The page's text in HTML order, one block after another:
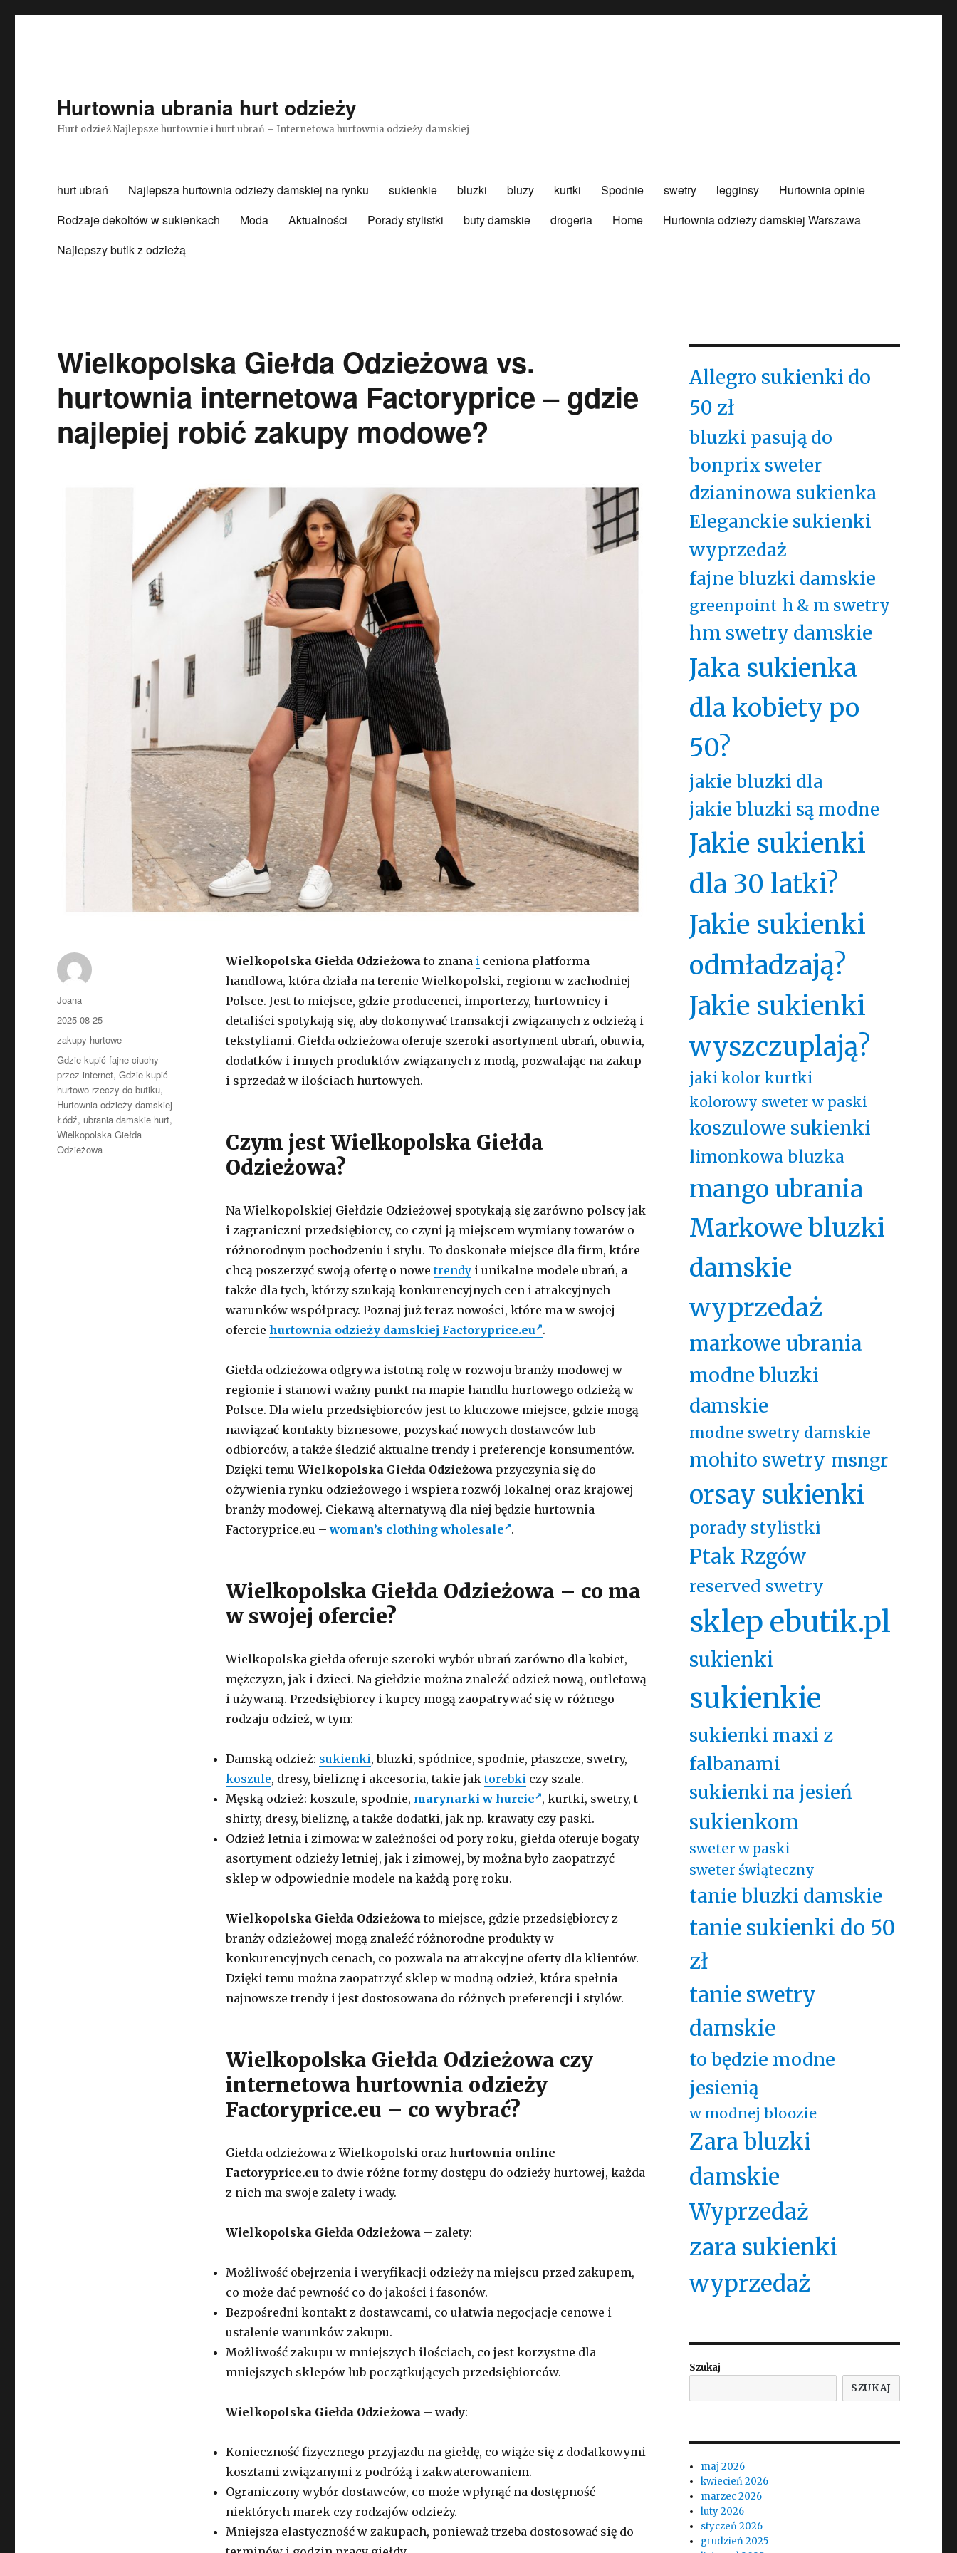
Hurtownia ubrania hurt odzieży
Hurt odzież Najlepsze hurtownie i hurt ubrań – Internetowa hurtownia odzieży damskiej
hurt ubrań Najlepsza hurtownia odzieży damskiej na rynku sukienkie bluzki bluzy kurtki Spodnie swetry legginsy
Hurtownia opinie
Rodzaje dekoltów w sukienkach
Moda Aktualności Porady stylistki buty damskie drogeria Home
Hurtownia odzieży damskiej Warszawa
Najlepszy butik z odzieżą
Wielkopolska Giełda Odzieżowa vs.
hurtownia internetowa Factoryprice – gdzie
najlepiej robić zakupy modowe?
Wielkopolska Giełda Odzieżowato znana iceniona platforma
handlowa, która działa na terenie Wielkopolski, regionu w zachodniej
Polsce. Jest to miejsce, gdzie producenci, importerzy, hurtownicy i
detaliści spotykają się, aby dokonywać transakcji związanych z odzieżą i
tekstyliami. Giełda odzieżowa oferuje szeroki asortyment ubrań, obuwia,
dodatków i innych produktów związanych z modą, pozwalając na zakup
i sprzedaż w ilościach hurtowych.
Czym jest Wielkopolska Giełda
Odzieżowa?
Na Wielkopolskiej Giełdzie Odzieżowej spotykają się zarówno polscy jak
i zagraniczni przedsiębiorcy, co czyni ją miejscem wymiany towarów o
różnorodnym pochodzeniu i stylu. To doskonałe miejsce dla firm, które
chcą poszerzyć swoją ofertę o nowetrendyi unikalne modele ubrań, a
także dla tych, którzy szukają konkurencyjnych cen i atrakcyjnych
warunków współpracy. Poznaj już teraz nowości, które ma w swojej
ofercie hurtownia odzieży damskiej Factoryprice.eu .
Giełda odzieżowa odgrywa istotną rolę w rozwoju branży modowej w
regionie i stanowi ważny punkt na mapie handlu hurtowego odzieżą w
Polsce. Dla wielu przedsiębiorców jest to kluczowe miejsce, gdzie mogą
nawiązać kontakty biznesowe, pozyskać nowych dostawców lub
odbiorców, a także śledzić aktualne trendy i preferencje konsumentów.
Dzięki temu Wielkopolska Giełda Odzieżowaprzyczynia się do
ożywienia rynku odzieżowego i wspiera rozwój lokalnej oraz krajowej
branży modowej. Ciekawą alternatywą dla niej będzie hurtownia
Factoryprice.eu –woman’s clothing wholesale .
Wielkopolska Giełda Odzieżowa – co ma
w swojej ofercie?
Wielkopolska giełda oferuje szeroki wybór ubrań zarówno dla kobiet,
mężczyzn, jak i dzieci. Na giełdzie można znaleźć odzież nową, outletową
i używaną. Przedsiębiorcy i kupcy mogą zaopatrywać się w różnego
rodzaju odzież, w tym:
Damską odzież: sukienki, bluzki, spódnice, spodnie, płaszcze, swetry,
koszule, dresy, bieliznę i akcesoria, takie jaktorebkiczy szale.
Męską odzież: koszule, spodnie, marynarki w hurcie , kurtki, swetry, t-
shirty, dresy, bieliznę, a także dodatki, jak np. krawaty czy paski.
Odzież letnia i zimowa: w zależności od pory roku, giełda oferuje bogaty
asortyment odzieży letniej, jak i zimowej, by można było zaopatrzyć
sklep w odpowiednie modele na każdą porę roku.
Wielkopolska Giełda Odzieżowato miejsce, gdzie przedsiębiorcy z
branży odzieżowej mogą znaleźć różnorodne produkty w
konkurencyjnych cenach, co pozwala na atrakcyjne oferty dla klientów.
Dzięki temu można zaopatrzyć sklep w modną odzież, która spełnia
najnowsze trendy i jest dostosowana do różnych preferencji i stylów.
Wielkopolska Giełda Odzieżowa czy
internetowa hurtownia odzieży
Factoryprice.eu – co wybrać?
Giełda odzieżowa z Wielkopolski oraz hurtownia online
Factoryprice.euto dwie różne formy dostępu do odzieży hurtowej, każda
z nich ma swoje zalety i wady.
Wielkopolska Giełda Odzieżowa– zalety:
Możliwość obejrzenia i weryfikacji odzieży na miejscu przed zakupem,
co może dać pewność co do jakości i fasonów.
Bezpośredni kontakt z dostawcami, co ułatwia negocjacje cenowe i
ustalenie warunków zakupu.
Możliwość zakupu w mniejszych ilościach, co jest korzystne dla
mniejszych sklepów lub początkujących przedsiębiorców.
Wielkopolska Giełda Odzieżowa– wady:
Konieczność fizycznego przyjazdu na giełdę, co wiąże się z dodatkowymi
kosztami związanymi z podróżą i zakwaterowaniem.
Ograniczony wybór dostawców, co może wpłynąć na dostępność
niektórych marek czy rodzajów odzieży.
Mniejsza elastyczność w zakupach, ponieważ trzeba dostosować się do
Autor
Joana
Opublikowano
2025-08-25
Kategorie
zakupy hurtowe
Tagi
Gdzie kupić fajne ciuchy
przez internet,Gdzie kupić
hurtowo rzeczy do butiku,
Hurtownia odzieży damskiej
Łódź, ubrania damskie hurt,
Wielkopolska Giełda
Odzieżowa
Allegro sukienki do
50 zł
bluzki pasują do
bonprix sweter
dzianinowa sukienka
Eleganckie sukienki
wyprzedaż
fajne bluzki damskie
greenpoint h & m swetry
hm swetry damskie
Jaka sukienka
dla kobiety po
50?
jakie bluzki dla
jakie bluzki są modne
Jakie sukienki
dla 30 latki?
Jakie sukienki
odmładzają?
Jakie sukienki
wyszczuplają?
jaki kolor kurtki
kolorowy sweter w paski
koszulowe sukienki
limonkowa bluzka
mango ubrania
Markowe bluzki
damskie
wyprzedaż
markowe ubrania
modne bluzki
damskie
modne swetry damskie
mohito swetry msngr
orsay sukienki
porady stylistki
Ptak Rzgów
reserved swetry
sklep ebutik.pl
sukienki
sukienkie
sukienki maxi z
falbanami
sukienki na jesień
sukienkom
sweter w paski
sweter świąteczny
tanie bluzki damskie
tanie sukienki do 50
zł
tanie swetry
damskie
to będzie modne
jesienią
w modnej bloozie
Zara bluzki
damskie
Wyprzedaż
zara sukienki
wyprzedaż
Szukaj
SZUKAJ
maj 2026
kwiecień 2026
marzec 2026
luty 2026
styczeń 2026
grudzień 2025